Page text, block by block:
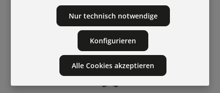
Tel. 0800404453
Mail:
mail@bellaffair.com
Nur technisch notwendige
Konfigurieren
Alle Cookies akzeptieren